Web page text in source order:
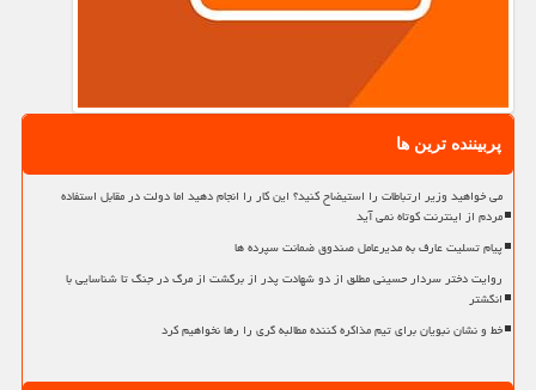
پربیننده ترین ها
می خواهید وزیر ارتباطات را استیضاح کنید؟ این کار را انجام دهید اما دولت در مقابل استفاده
مردم از اینترنت کوتاه نمی آید
پیام تسلیت عارف به مدیرعامل صندوق ضمانت سپرده ها
روایت دختر سردار حسینی مطلق از دو شهادت پدر از برگشت از مرگ در جنگ تا شناسایی با
انگشتر
خط و نشان نبویان برای تیم مذاکره کننده مطالبه گری را رها نخواهیم کرد